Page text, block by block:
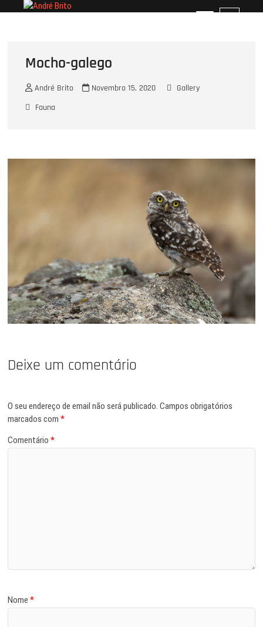
André Brito
PERFIL PROFISSIONAL
M
Mocho-galego
André Brito Novembro 15, 2020
Gallery
Fauna
Deixe um comentário
O seu endereço de email não será publicado. Campos obrigatórios
marcados com*
Comentário*
Nome*